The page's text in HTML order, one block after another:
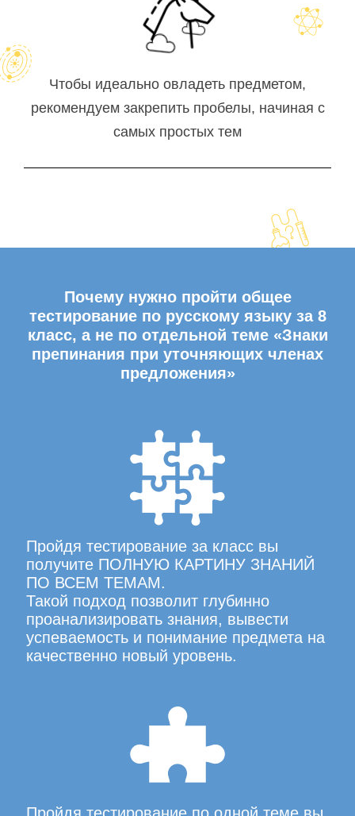
Чтобы идеально овладеть предметом,
рекомендуем закрепить пробелы, начиная с
самых простых тем
Почему нужно пройти общее
тестирование по русскому языку за 8
класс, а не по отдельной теме «Знаки
препинания при уточняющих членах
предложения»
Пройдя тестирование за класс вы
получите ПОЛНУЮ КАРТИНУ ЗНАНИЙ
ПО ВСЕМ ТЕМАМ.
Такой подход позволит глубинно
проанализировать знания, вывести
успеваемость и понимание предмета на
качественно новый уровень.